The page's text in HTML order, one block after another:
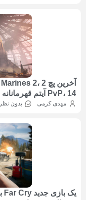
PvP، 14 آیتم قهرمانانه و تغییر تیم را اضافه می کند.
مهدی کرمی بدون نظر